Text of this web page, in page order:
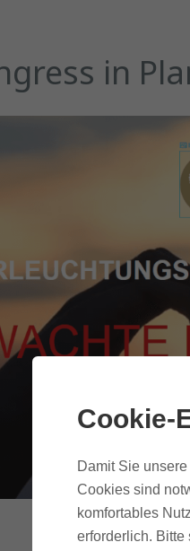
in
Cookie-
Damit Sie
Cookies sind
komfortables
erforderlich. Bitte